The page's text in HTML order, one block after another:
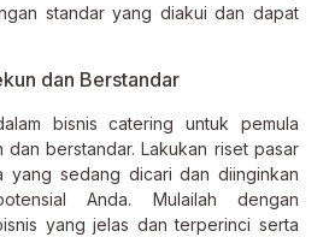
standar yang diakui dan dapat
dan Berstandar
bisnis catering untuk pemula
berstandar. Lakukan riset pasar
yang sedang dicari dan diinginkan
Anda. Mulailah dengan
yang jelas dan terperinci serta